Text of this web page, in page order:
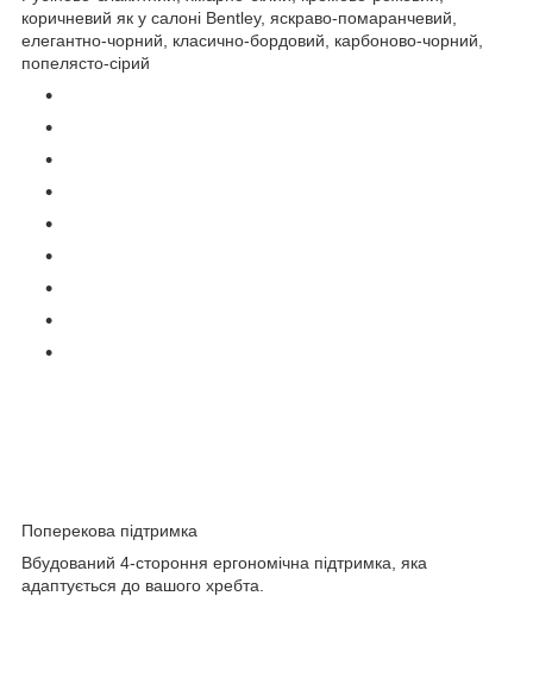
коричневий як у салоні Bentley, яскраво-помаранчевий,
елегантно-чорний, класично-бордовий, карбоново-чорний,
попелясто-сірий
Поперекова підтримка
Вбудований 4-стороння ергономічна підтримка, яка
адаптується до вашого хребта.